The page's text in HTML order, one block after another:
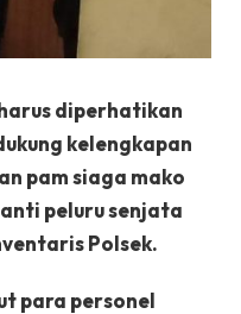
diperhatikan
kelengkapan
pam siaga mako
peluru senjata
Polsek.
para personel